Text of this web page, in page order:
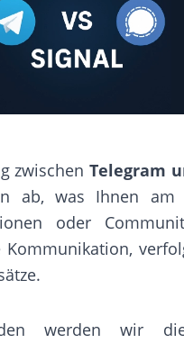
zwischenTelegram
ab, was Ihnen am
oder
Kommunikation,
werden wir die